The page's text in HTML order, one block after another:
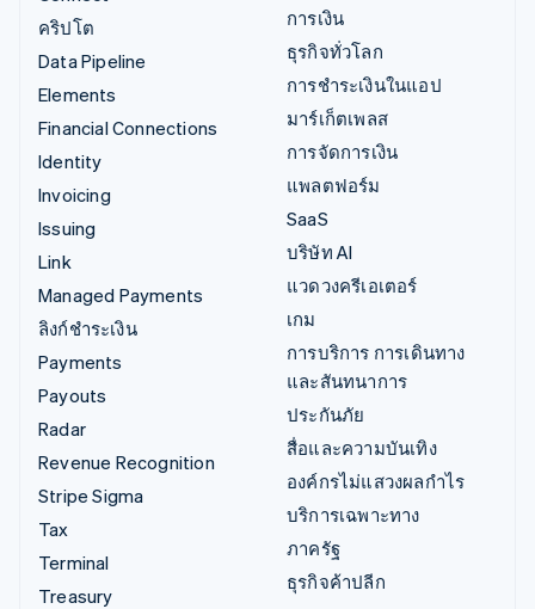
คริปโต
Data Pipeline
Elements
Financial Connections
Identity
Invoicing
Issuing
Link
Managed Payments
ลิงก์ชำระเงิน
Payments
Payouts
Radar
Revenue Recognition
Stripe Sigma
Tax
Terminal
Treasury
การเงิน
ธุรกิจทั่วโลก
การชำระเงินในแอป
มาร์เก็ตเพลส
การจัดการเงิน
แพลตฟอร์ม
SaaS
บริษัท AI
แวดวงครีเอเตอร์
เกม
การบริการ การเดินทาง
และสันทนาการ
ประกันภัย
สื่อและความบันเทิง
องค์กรไม่แสวงผลกำไร
บริการเฉพาะทาง
ภาครัฐ
ธุรกิจค้าปลีก